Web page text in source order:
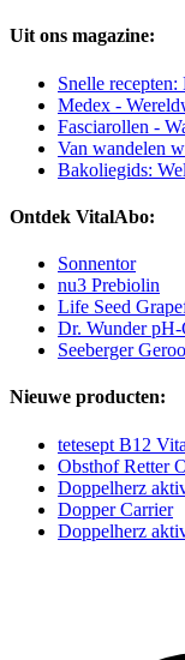
Uit ons magazine:
Snelle
Medex -
Fasciarollen -
Van wandelen
Bakoliegids:
Ontdek VitalAbo:
Sonnentor
nu3 Prebiolin
Life Seed
Dr. Wunder pH-
Seeberger
Nieuwe producten:
tetesept B12
Obsthof Retter
Doppelherz
Dopper Carrier
Doppelherz